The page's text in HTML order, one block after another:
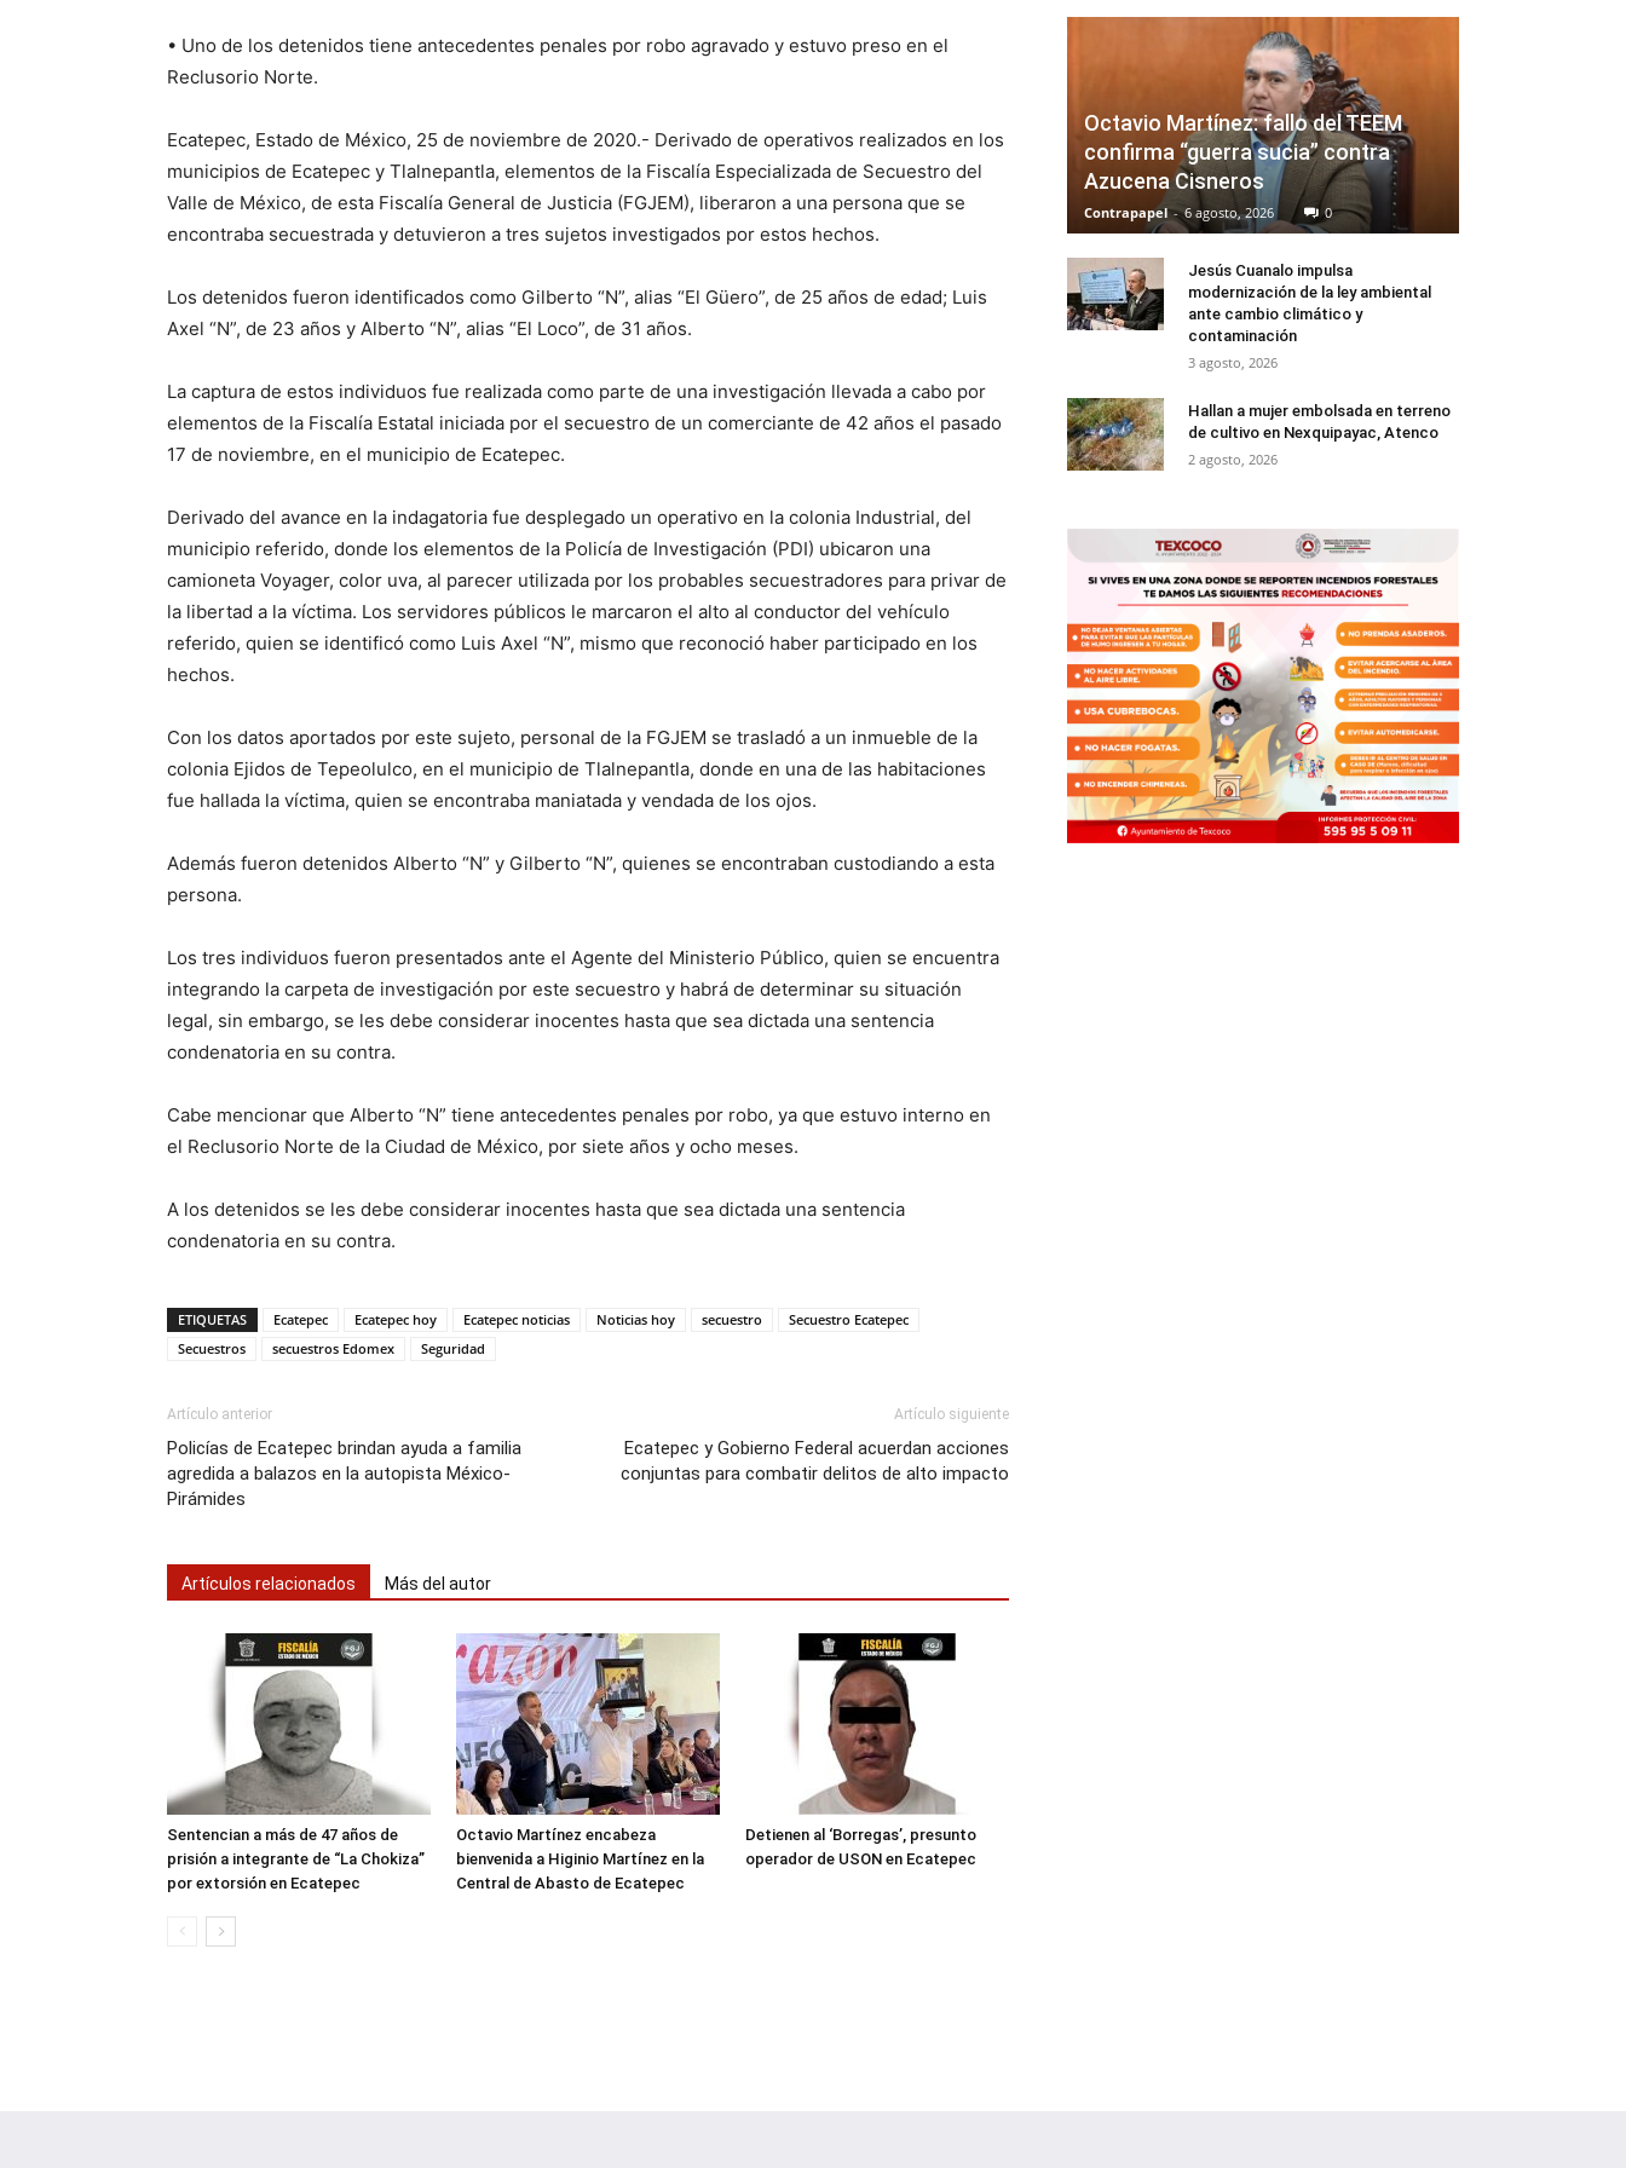
• Uno de los detenidos tiene antecedentes penales por robo agravado y estuvo preso en el
Reclusorio Norte.
Ecatepec, Estado de México, 25 de noviembre de 2020.- Derivado de operativos realizados en los
municipios de Ecatepec y Tlalnepantla, elementos de la Fiscalía Especializada de Secuestro del
Valle de México, de esta Fiscalía General de Justicia (FGJEM), liberaron a una persona que se
encontraba secuestrada y detuvieron a tres sujetos investigados por estos hechos.
Los detenidos fueron identificados como Gilberto “N”, alias “El Güero”, de 25 años de edad; Luis
Axel “N”, de 23 años y Alberto “N”, alias “El Loco”, de 31 años.
La captura de estos individuos fue realizada como parte de una investigación llevada a cabo por
elementos de la Fiscalía Estatal iniciada por el secuestro de un comerciante de 42 años el pasado
17 de noviembre, en el municipio de Ecatepec.
Derivado del avance en la indagatoria fue desplegado un operativo en la colonia Industrial, del
municipio referido, donde los elementos de la Policía de Investigación (PDI) ubicaron una
camioneta Voyager, color uva, al parecer utilizada por los probables secuestradores para privar de
la libertad a la víctima. Los servidores públicos le marcaron el alto al conductor del vehículo
referido, quien se identificó como Luis Axel “N”, mismo que reconoció haber participado en los
hechos.
Con los datos aportados por este sujeto, personal de la FGJEM se trasladó a un inmueble de la
colonia Ejidos de Tepeolulco, en el municipio de Tlalnepantla, donde en una de las habitaciones
fue hallada la víctima, quien se encontraba maniatada y vendada de los ojos.
Además fueron detenidos Alberto “N” y Gilberto “N”, quienes se encontraban custodiando a esta
persona.
Los tres individuos fueron presentados ante el Agente del Ministerio Público, quien se encuentra
integrando la carpeta de investigación por este secuestro y habrá de determinar su situación
legal, sin embargo, se les debe considerar inocentes hasta que sea dictada una sentencia
condenatoria en su contra.
Cabe mencionar que Alberto “N” tiene antecedentes penales por robo, ya que estuvo interno en
el Reclusorio Norte de la Ciudad de México, por siete años y ocho meses.
A los detenidos se les debe considerar inocentes hasta que sea dictada una sentencia
condenatoria en su contra.
ETIQUETAS Ecatepec Ecatepec hoy Ecatepec noticias Noticias hoy secuestro
Secuestro Ecatepec
Secuestros
secuestros Edomex Seguridad
Artículo anterior
Policías de Ecatepec brindan ayuda a familia
agredida a balazos en la autopista México-
Pirámides
Artículo siguiente
Ecatepec y Gobierno Federal acuerdan acciones
conjuntas para combatir delitos de alto impacto
Artículos relacionados Más del autor
Sentencian a más de 47 años de
prisión a integrante de “La Chokiza”
por extorsión en Ecatepec
Octavio Martínez encabeza
bienvenida a Higinio Martínez en la
Central de Abasto de Ecatepec
Detienen al ‘Borregas’, presunto
operador de USON en Ecatepec
Octavio Martínez: fallo del TEEM
confirma “guerra sucia” contra
Azucena Cisneros
Contrapapel - 6 agosto, 2026 0
Jesús Cuanalo impulsa
modernización de la ley ambiental
ante cambio climático y
contaminación
3 agosto, 2026
Hallan a mujer embolsada en terreno
de cultivo en Nexquipayac, Atenco
2 agosto, 2026